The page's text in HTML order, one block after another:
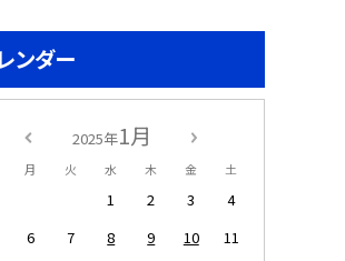
ンダー
2025年1月
月 火 水 木 金 土
1 2 3
4
6 7 8 9 10
11